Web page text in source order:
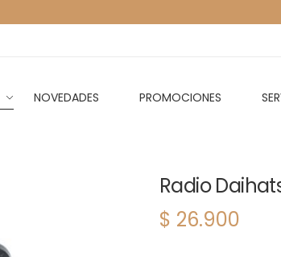
NOVEDADES PROMOCIONES
Radio
$ 26.900